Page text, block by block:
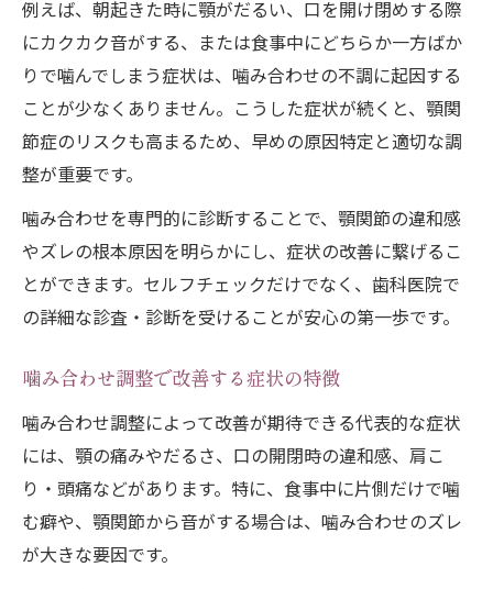
例えば、朝起きた時に顎がだるい、口を開け閉めする際
にカクカク音がする、または食事中にどちらか一方ばか
りで噛んでしまう症状は、噛み合わせの不調に起因する
ことが少なくありません。こうした症状が続くと、顎関
節症のリスクも高まるため、早めの原因特定と適切な調
整が重要です。
噛み合わせを専門的に診断することで、顎関節の違和感
やズレの根本原因を明らかにし、症状の改善に繋げるこ
とができます。セルフチェックだけでなく、歯科医院で
の詳細な診査・診断を受けることが安心の第一歩です。
噛み合わせ調整で改善する症状の特徴
噛み合わせ調整によって改善が期待できる代表的な症状
には、顎の痛みやだるさ、口の開閉時の違和感、肩こ
り・頭痛などがあります。特に、食事中に片側だけで噛
む癖や、顎関節から音がする場合は、噛み合わせのズレ
が大きな要因です。